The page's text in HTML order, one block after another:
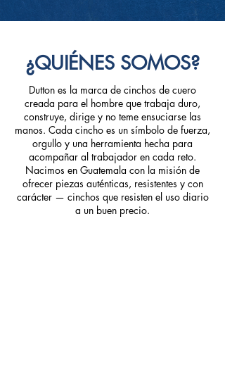
¿QUIÉNES SOMOS?
Dutton es la marca de cinchos de cuero
creada para el hombre que trabaja duro,
construye, dirige y no teme ensuciarse las
manos. Cada cincho es un símbolo de fuerza,
orgullo y una herramienta hecha para
acompañar al trabajador en cada reto.
Nacimos en Guatemala con la misión de
ofrecer piezas auténticas, resistentes y con
carácter — cinchos que resisten el uso diario
a un buen precio.